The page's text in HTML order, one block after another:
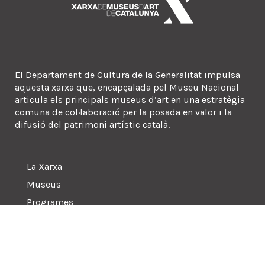
El Departament de Cultura de la Generalitat impulsa
aquesta xarxa que, encapçalada pel Museu Nacional
articula els principals museus d’art en una estratègia
comuna de col·laboració per la posada en valor i la
difusió del patrimoni artístic català.
La Xarxa
Museus
Programes